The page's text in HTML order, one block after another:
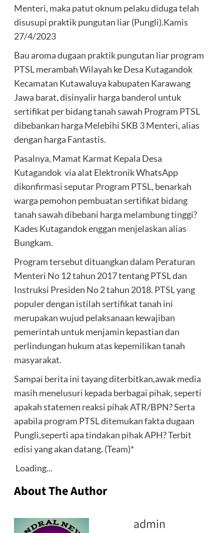
Menteri, maka patut oknum pelaku diduga telah
disusupi praktik pungutan liar (Pungli).Kamis
27/4/2023
Bau aroma dugaan praktik pungutan liar program
PTSL merambah Wilayah ke Desa Kutagandok
Kecamatan Kutawaluya kabupaten Karawang
Jawa barat, disinyalir harga banderol untuk
sertifikat per bidang tanah sawah Program PTSL
dibebankan harga Melebihi SKB 3 Menteri, alias
dengan harga Fantastis.
Pasalnya, Mamat Karmat Kepala Desa
Kutagandok via alat Elektronik WhatsApp
dikonfirmasi seputar Program PTSL, benarkah
warga pemohon pembuatan sertifikat bidang
tanah sawah dibebani harga melambung tinggi?
Kades Kutagandok enggan menjelaskan alias
Bungkam.
Program tersebut dituangkan dalam Peraturan
Menteri No 12 tahun 2017 tentang PTSL dan
Instruksi Presiden No 2 tahun 2018. PTSL yang
populer dengan istilah sertifikat tanah ini
merupakan wujud pelaksanaan kewajiban
pemerintah untuk menjamin kepastian dan
perlindungan hukum atas kepemilikan tanah
masyarakat.
Sampai berita ini tayang diterbitkan,awak media
masih menelusuri kepada berbagai pihak, seperti
apakah statemen reaksi pihak ATR/BPN? Serta
apabila program PTSL ditemukan fakta dugaan
Pungli,seperti apa tindakan pihak APH? Terbit
edisi yang akan datang. (Team)*
Loading...
About The Author
admin